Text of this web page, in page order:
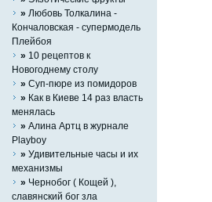
» Любовь Толкалина -
Кончаловская - супермодель
Плейбоя
» 10 рецептов к
Hовогоднему столу
» Суп-пюре из помидоров
» Как в Киеве 14 раз власть
менялась
» Алина Артц в журнале
Playboy
» Удивительные часы и их
механизмы
» Чернобог ( Кощей ),
славянский бог зла